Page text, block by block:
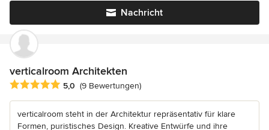
Nachricht
verticalroom Architekten
Durchschnittliche Bewertung: 5 von 5 Sternen
5,0 (9 Bewertungen)
verticalroom steht in der Architektur repräsentativ für klare
Formen, puristisches Design. Kreative Entwürfe und ihre